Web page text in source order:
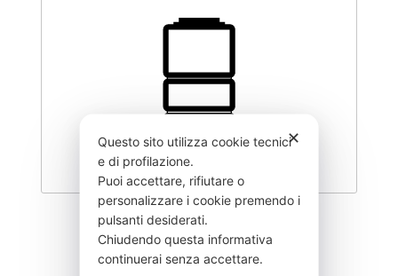
CLY500–Q070
405,00€
✕
Questo sito utilizza cookie tecnici
e di profilazione.
Puoi accettare, rifiutare o
personalizzare i cookie premendo i
pulsanti desiderati.
Chiudendo questa informativa
continuerai senza accettare.